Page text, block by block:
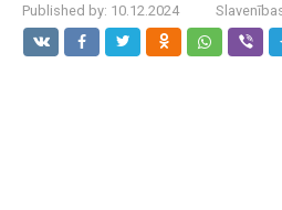
Published by: 10.12.2024